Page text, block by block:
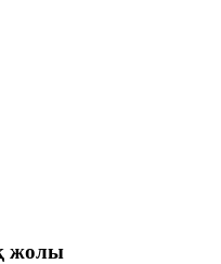
жолы